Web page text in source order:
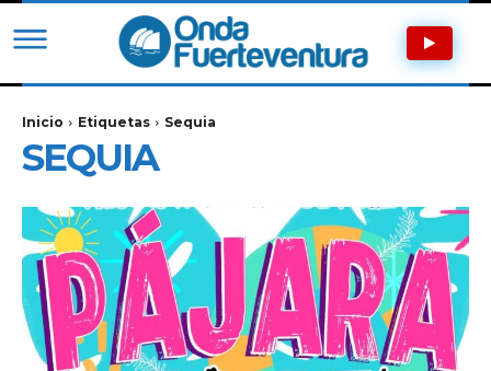
Inicio Etiquetas Sequia
SEQUIA